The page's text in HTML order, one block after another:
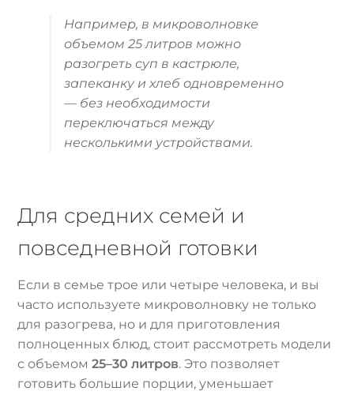
Например, в микроволновке
объемом 25 литров можно
разогреть суп в кастрюле,
запеканку и хлеб одновременно
— без необходимости
переключаться между
несколькими устройствами.
Для средних семей и
повседневной готовки
Если в семье трое или четыре человека, и вы
часто используете микроволновку не только
для разогрева, но и для приготовления
полноценных блюд, стоит рассмотреть модели
с объемом25–30 литров. Это позволяет
готовить большие порции, уменьшает